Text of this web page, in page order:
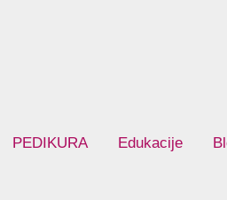
PEDIKURA Edukacije